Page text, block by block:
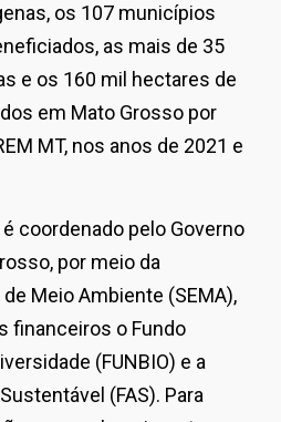
os 107 municípios
as mais de 35
e os 160 mil hectares de
em Mato Grosso por
MT, nos anos de 2021 e
é coordenado pelo Governo
por meio da
Meio Ambiente (SEMA),
financeiros o Fundo
(FUNBIO) e a
(FAS). Para